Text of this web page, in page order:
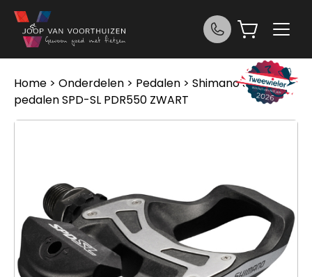
Ga naar de inhoud
Home > Onderdelen > Pedalen > Shimano Shim
pedalen SPD-SL PDR550 ZWART